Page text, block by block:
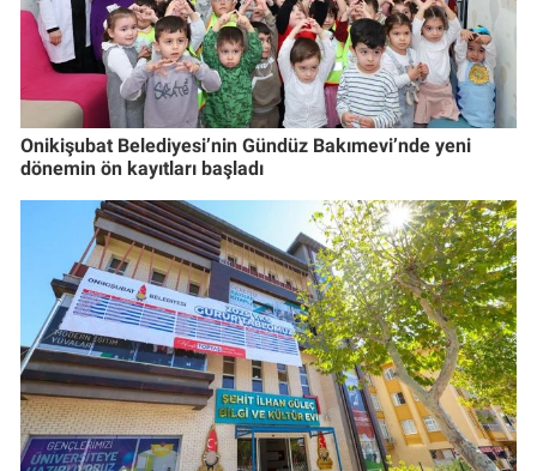
Onikişubat Belediyesi’nin Gündüz Bakımevi’nde yeni
dönemin ön kayıtları başladı